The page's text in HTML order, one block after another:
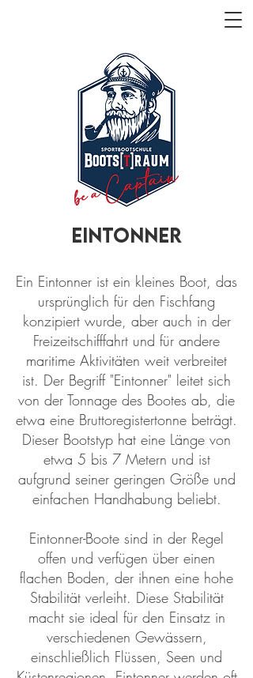
Eintonner
Ein Eintonner ist ein kleines Boot, das
ursprünglich für den Fischfang
konzipiert wurde, aber auch in der
Freizeitschifffahrt und für andere
maritime Aktivitäten weit verbreitet
ist. Der Begriff "Eintonner" leitet sich
von der Tonnage des Bootes ab, die
etwa eine Bruttoregistertonne beträgt.
Dieser Bootstyp hat eine Länge von
etwa 5 bis 7 Metern und ist
aufgrund seiner geringen Größe und
einfachen Handhabung beliebt.
Eintonner-Boote sind in der Regel
offen und verfügen über einen
flachen Boden, der ihnen eine hohe
Stabilität verleiht. Diese Stabilität
macht sie ideal für den Einsatz in
verschiedenen Gewässern,
einschließlich Flüssen, Seen und